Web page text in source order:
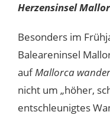
Herzensinsel
Besonders im
Baleareninsel
aufMallorca
nicht um „höher,
entschleunigtes